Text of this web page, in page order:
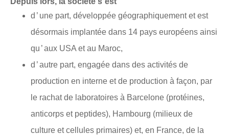
d ’ une part, développée géographiquement et est
désormais implantée dans 14 pays européens ainsi
qu ’ aux USA et au Maroc,
d ’ autre part, engagée dans des activités de
production en interne et de production à façon, par
le rachat de laboratoires à Barcelone (protéines,
anticorps et peptides), Hambourg (milieux de
culture et cellules primaires) et, en France, de la